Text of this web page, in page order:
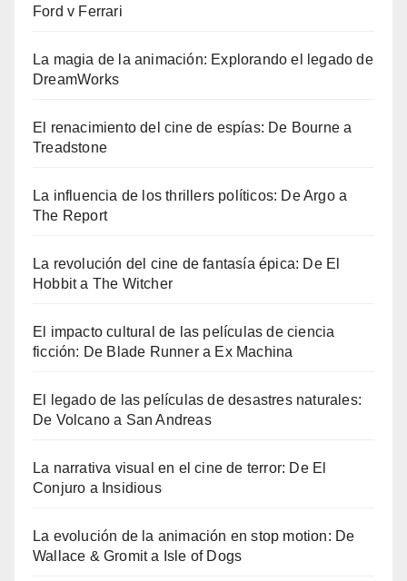
Ford v Ferrari
La magia de la animación: Explorando el legado de
DreamWorks
El renacimiento del cine de espías: De Bourne a
Treadstone
La influencia de los thrillers políticos: De Argo a
The Report
La revolución del cine de fantasía épica: De El
Hobbit a The Witcher
El impacto cultural de las películas de ciencia
ficción: De Blade Runner a Ex Machina
El legado de las películas de desastres naturales:
De Volcano a San Andreas
La narrativa visual en el cine de terror: De El
Conjuro a Insidious
La evolución de la animación en stop motion: De
Wallace & Gromit a Isle of Dogs